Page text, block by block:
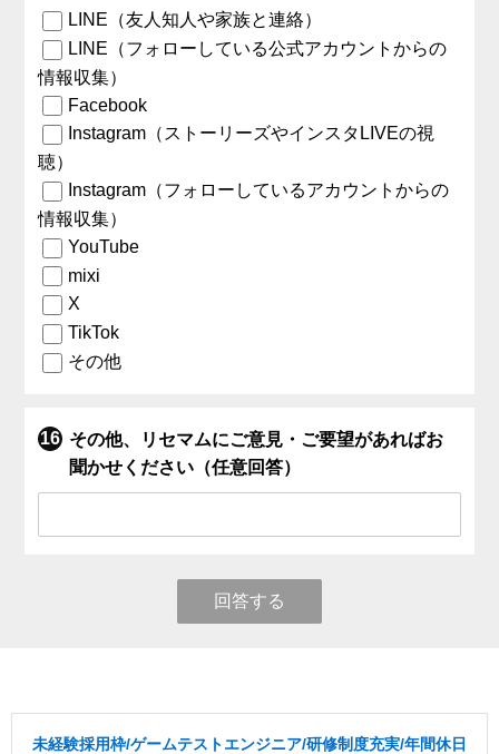
LINE（友人知人や家族と連絡）
LINE（フォローしている公式アカウントからの
情報収集）
Facebook
Instagram（ストーリーズやインスタLIVEの視
聴）
Instagram（フォローしているアカウントからの
情報収集）
YouTube
mixi
X
TikTok
その他
その他、リセマムにご意見・ご要望があればお
聞かせください（任意回答）
回答する
未経験採用枠/ゲームテストエンジニア/研修制度充実/年間休日